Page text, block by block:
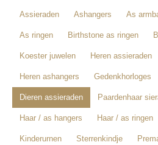
Assieraden Ashangers As
As ringen Birthstone as ringen
Koester juwelen Heren assieraden
Heren ashangers Gedenkhorloges
Dieren assieraden Paardenhaar
Haar / as hangers Haar / as ringen
Kinderurnen Sterrenkindje